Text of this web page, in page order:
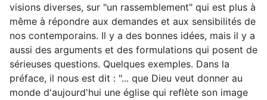
visions diverses, sur "un rassemblement" qui est plus à
même à répondre aux demandes et aux sensibilités de
nos contemporains. Il y a des bonnes idées, mais il y a
aussi des arguments et des formulations qui posent de
sérieuses questions. Quelques exemples. Dans la
préface, il nous est dit : "... que Dieu veut donner au
monde d'aujourd'hui une église qui reflète son image